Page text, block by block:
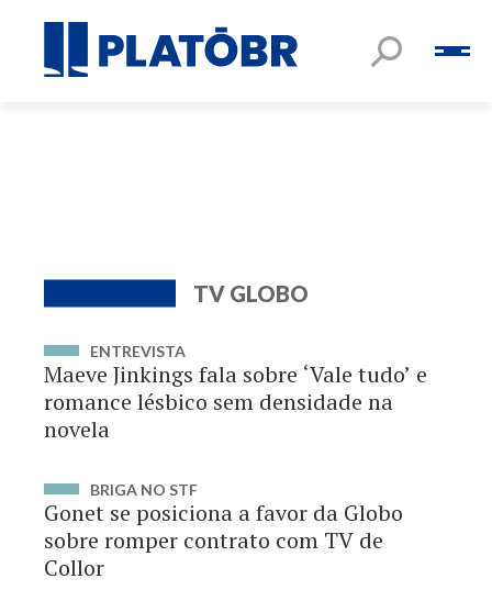
TV GLOBO
ENTREVISTA
Maeve Jinkings fala sobre ‘Vale tudo’ e
romance lésbico sem densidade na
novela
BRIGA NO STF
Gonet se posiciona a favor da Globo
sobre romper contrato com TV de
Collor